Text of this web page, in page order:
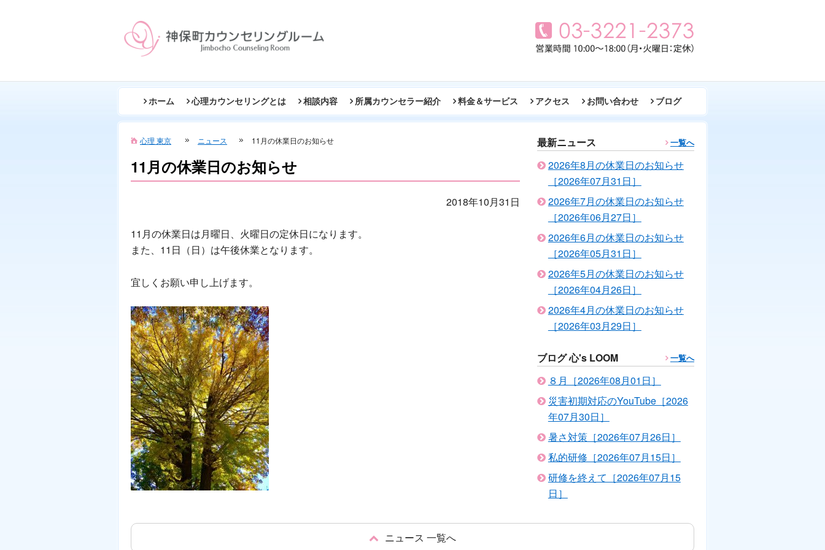
ホーム 心理カウンセリングとは 相談内容 所属カウンセラー紹介 料金＆サービス アクセス お問い合わせ ブログ
心理 東京 ニュース 11月の休業日のお知らせ
11月の休業日のお知らせ
2018年10月31日
11月の休業日は月曜日、火曜日の定休日になります。
また、11日（日）は午後休業となります。
宜しくお願い申し上げます。
最新ニュース 一覧へ
2026年8月の休業日のお知らせ
［2026年07月31日］
2026年7月の休業日のお知らせ
［2026年06月27日］
2026年6月の休業日のお知らせ
［2026年05月31日］
2026年5月の休業日のお知らせ
［2026年04月26日］
2026年4月の休業日のお知らせ
［2026年03月29日］
ブログ 心's LOOM 一覧へ
８月［2026年08月01日］
災害初期対応のYouTube［2026
年07月30日］
暑さ対策［2026年07月26日］
私的研修［2026年07月15日］
研修を終えて［2026年07月15
日］
ニュース 一覧へ